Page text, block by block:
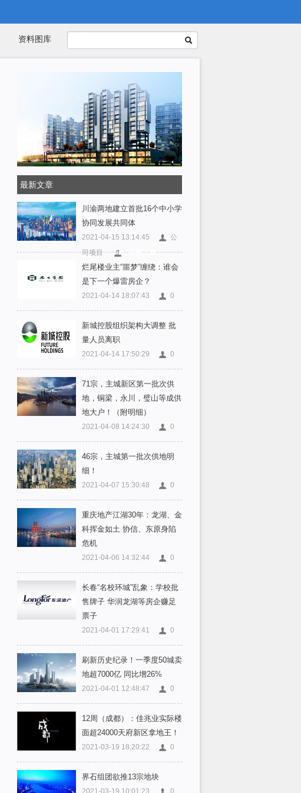
资料图库
最新文章
川渝两地建立首批16个中小学
协同发展共同体
2021-04-15 13:14:45
公
司项目
iis7站长之家
烂尾楼业主“噩梦”缠绕：谁会
是下一个爆雷房企？
2021-04-14 18:07:43 0
新城控股组织架构大调整 批
量人员离职
2021-04-14 17:50:29 0
71宗，主城新区第一批次供
地，铜梁，永川，璧山等成供
地大户！（附明细）
2021-04-08 14:24:30 0
46宗，主城第一批次供地明
细！
2021-04-07 15:30:48 0
重庆地产江湖30年：龙湖、金
科挥金如土 协信、东原身陷
危机
2021-04-06 14:32:44 0
长春“名校环城”乱象：学校批
售牌子 华润龙湖等房企赚足
票子
2021-04-01 17:29:41 0
刷新历史纪录！一季度50城卖
地超7000亿 同比增26%
2021-04-01 12:48:47 0
12周（成都）：佳兆业实际楼
面超24000天府新区拿地王！
2021-03-19 18:20:22 0
界石组团欲推13宗地块
2021-03-19 10:01:23 0